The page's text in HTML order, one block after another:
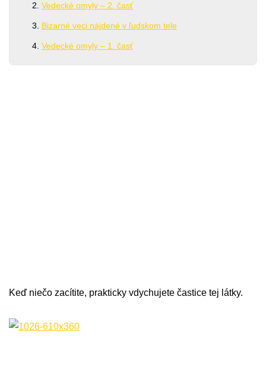
Vedecké omyly – 2. časť
Bizarné veci nájdené v ľudskom tele
Vedecké omyly – 1. časť
Keď niečo zacítite, prakticky vdychujete častice tej látky.